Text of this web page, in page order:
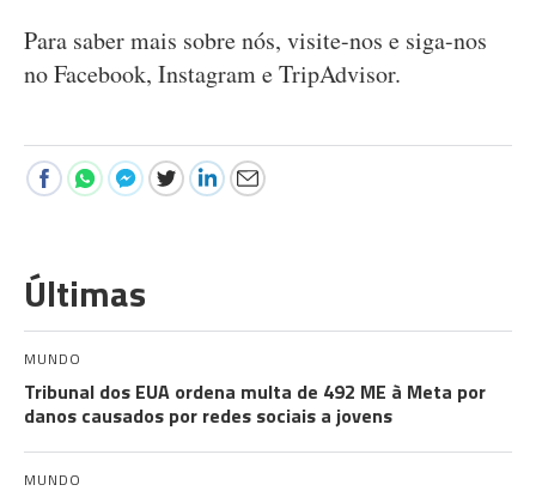
Para saber mais sobre nós, visite-nos e siga-nos
no Facebook, Instagram e TripAdvisor.
Últimas
MUNDO
Tribunal dos EUA ordena multa de 492 ME à Meta por
danos causados por redes sociais a jovens
MUNDO